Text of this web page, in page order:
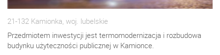
21-132 Kamionka, woj. lubelskie
Przedmiotem inwestycji jest termomodernizacja i rozbudowa
budynku użyteczności publicznej w Kamionce.